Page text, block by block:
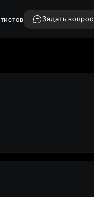
Задать вопрос